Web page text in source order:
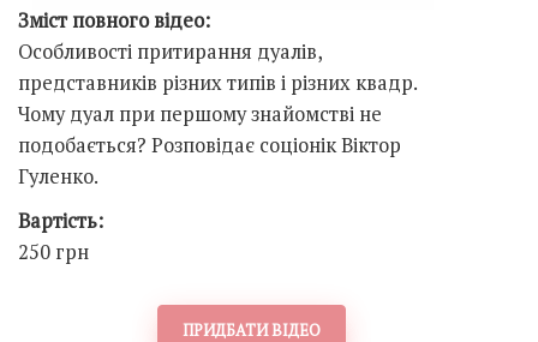
Зміст повного відео:
Особливості притирання дуалів,
представників різних типів і різних квадр.
Чому дуал при першому знайомстві не
подобається? Розповідає соціонік Віктор
Гуленко.
Вартість:
250 грн
ПРИДБАТИ ВІДЕО